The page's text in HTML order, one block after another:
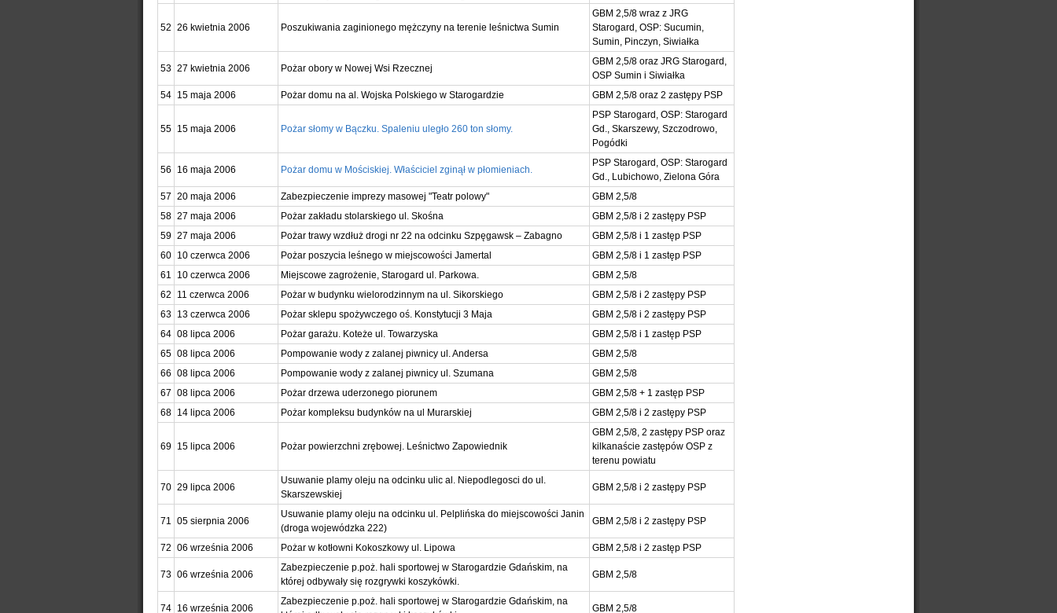
52 26 kwietnia 2006 Poszukiwania zaginionego mężczyny na terenie leśnictwa Sumin
GBM 2,5/8 wraz z JRG
Starogard, OSP: Sucumin,
Sumin, Pinczyn, Siwiałka
53 27 kwietnia 2006 Pożar obory w Nowej Wsi Rzecznej
GBM 2,5/8 oraz JRG Starogard,
OSP Sumin i Siwiałka
54 15 maja 2006 Pożar domu na al. Wojska Polskiego w Starogardzie GBM 2,5/8 oraz 2 zastępy PSP
55 15 maja 2006 Pożar słomy w Bączku. Spaleniu uległo 260 ton słomy.
PSP Starogard, OSP: Starogard
Gd., Skarszewy, Szczodrowo,
Pogódki
56 16 maja 2006 Pożar domu w Mościskiej. Właściciel zginął w płomieniach.
PSP Starogard, OSP: Starogard
Gd., Lubichowo, Zielona Góra
57 20 maja 2006 Zabezpieczenie imprezy masowej "Teatr polowy"
GBM 2,5/8
58 27 maja 2006 Pożar zakładu stolarskiego ul. Skośna
GBM 2,5/8 i 2 zastępy PSP
59 27 maja 2006 Pożar trawy wzdłuż drogi nr 22 na odcinku Szpęgawsk – Zabagno
GBM 2,5/8 i 1 zastęp PSP
60 10 czerwca 2006 Pożar poszycia leśnego w miejscowości Jamertal
GBM 2,5/8 i 1 zastęp PSP
61
10 czerwca 2006 Miejscowe zagrożenie, Starogard ul. Parkowa.
GBM 2,5/8
62
11 czerwca 2006 Pożar w budynku wielorodzinnym na ul. Sikorskiego
GBM 2,5/8 i 2 zastępy PSP
63 13 czerwca 2006 Pożar sklepu spożywczego oś. Konstytucji 3 Maja
GBM 2,5/8 i 2 zastępy PSP
64 08 lipca 2006 Pożar garażu. Koteże ul. Towarzyska
GBM 2,5/8 i 1 zastęp PSP
65 08 lipca 2006 Pompowanie wody z zalanej piwnicy ul. Andersa
GBM 2,5/8
66 08 lipca 2006 Pompowanie wody z zalanej piwnicy ul. Szumana
GBM 2,5/8
67 08 lipca 2006 Pożar drzewa uderzonego piorunem
GBM 2,5/8 + 1 zastęp PSP
68 14 lipca 2006 Pożar kompleksu budynków na ul Murarskiej GBM 2,5/8 i 2 zastępy PSP
69 15 lipca 2006 Pożar powierzchni zrębowej. Leśnictwo Zapowiednik
GBM 2,5/8, 2 zastępy PSP oraz
kilkanaście zastępów OSP z
terenu powiatu
70 29 lipca 2006
Usuwanie plamy oleju na odcinku ulic al. Niepodlegosci do ul.
Skarszewskiej
GBM 2,5/8 i 2 zastępy PSP
71 05 sierpnia 2006
Usuwanie plamy oleju na odcinku ul. Pelplińska do miejscowości Janin
(droga wojewódzka 222)
GBM 2,5/8 i 2 zastępy PSP
72 06 września 2006 Pożar w kotłowni Kokoszkowy ul. Lipowa GBM 2,5/8 i 2 zastęp PSP
73 06 września 2006
Zabezpieczenie p.poż. hali sportowej w Starogardzie Gdańskim, na
której odbywały się rozgrywki koszykówki.
GBM 2,5/8
74 16 września 2006
Zabezpieczenie p.poż. hali sportowej w Starogardzie Gdańskim, na
GBM 2,5/8